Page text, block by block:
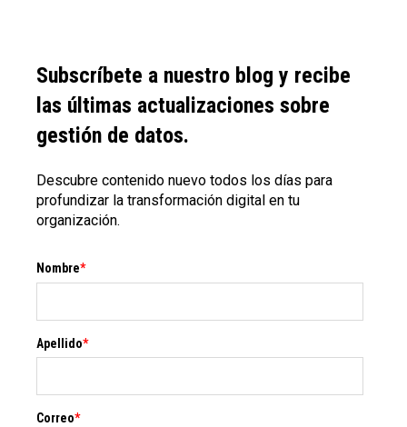
Subscríbete a nuestro blog y recibe
las últimas actualizaciones sobre
gestión de datos.
Descubre contenido nuevo todos los días para
profundizar la transformación digital en tu
organización.
Nombre*
Apellido*
Correo*